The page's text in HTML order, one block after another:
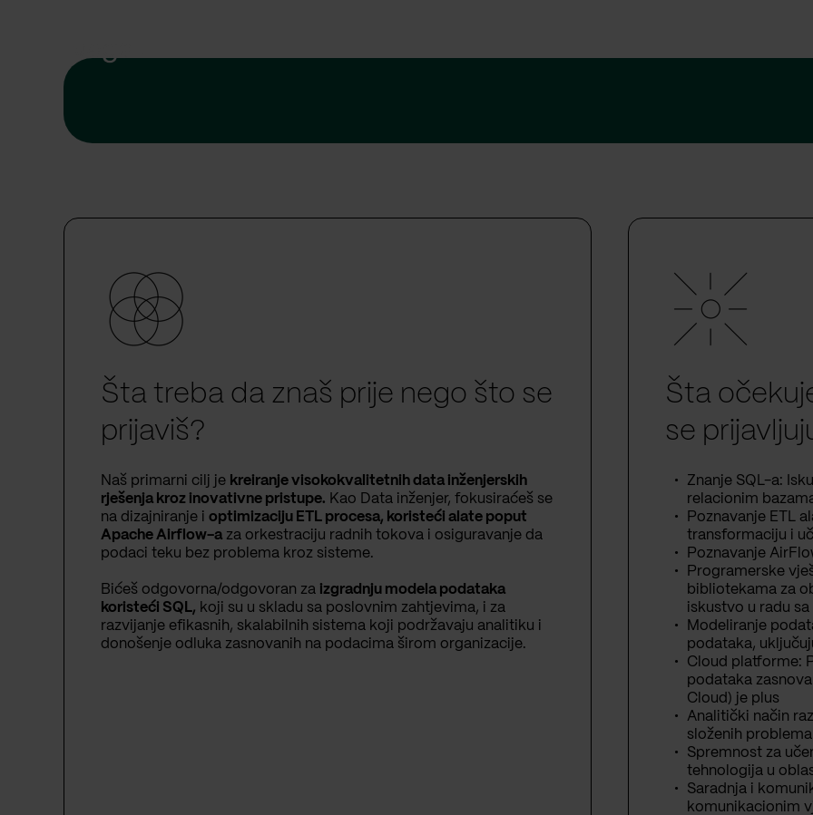
Šta treba da znaš prije nego što se
prijaviš?
Naš primarni cilj je kreiranje visokokvalitetnih data inženjerskih
rješenja kroz inovativne pristupe. Kao Data inženjer, fokusiraćeš se
na dizajniranje i optimizaciju ETL procesa, koristeći alate poput
Apache Airflow-a za orkestraciju radnih tokova i osiguravanje da
podaci teku bez problema kroz sisteme.
Bićeš odgovorna/odgovoran za izgradnju modela podataka
koristeći SQL, koji su u skladu sa poslovnim zahtjevima, i za
razvijanje efikasnih, skalabilnih sistema koji podržavaju analitiku i
donošenje odluka zasnovanih na podacima širom organizacije.
Šta
se
Znanje SQL-a:
relacionim
Poznavanje ETL
transformaciju i
Poznavanje
Programerske
bibliotekama za
iskustvo u radu
Modeliranje
podataka,
Cloud platforme:
podataka
Cloud) je plus
Analitički način
složenih
Spremnost za
tehnologija u
Saradnja i
komunikacionim